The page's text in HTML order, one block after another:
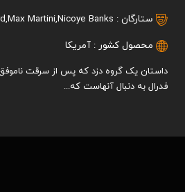
ستارگان :
,Max Martini,Nicoye Banks
محصول کشور : آمریکا
داستان یک گروه دزد که پس از سرقت ناموفق از
فدرال به دنبال آنهاست که...